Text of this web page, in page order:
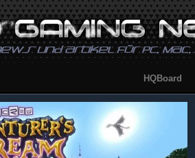
HQBoard